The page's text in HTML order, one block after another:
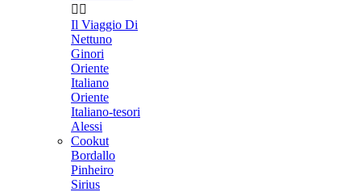
 
Il Viaggio Di
Nettuno
Ginori
Oriente
Italiano
Oriente
Italiano-tesori
Alessi
Cookut
Bordallo
Pinheiro
Sirius